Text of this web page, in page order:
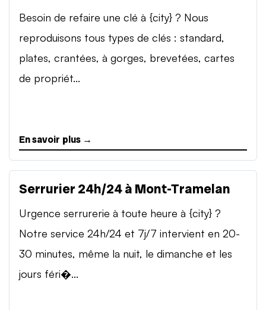
Besoin de refaire une clé à {city} ? Nous
reproduisons tous types de clés : standard,
plates, crantées, à gorges, brevetées, cartes
de propriét...
En savoir plus →
Serrurier 24h/24 à Mont-Tramelan
Urgence serrurerie à toute heure à {city} ?
Notre service 24h/24 et 7j/7 intervient en 20-
30 minutes, même la nuit, le dimanche et les
jours féri�...